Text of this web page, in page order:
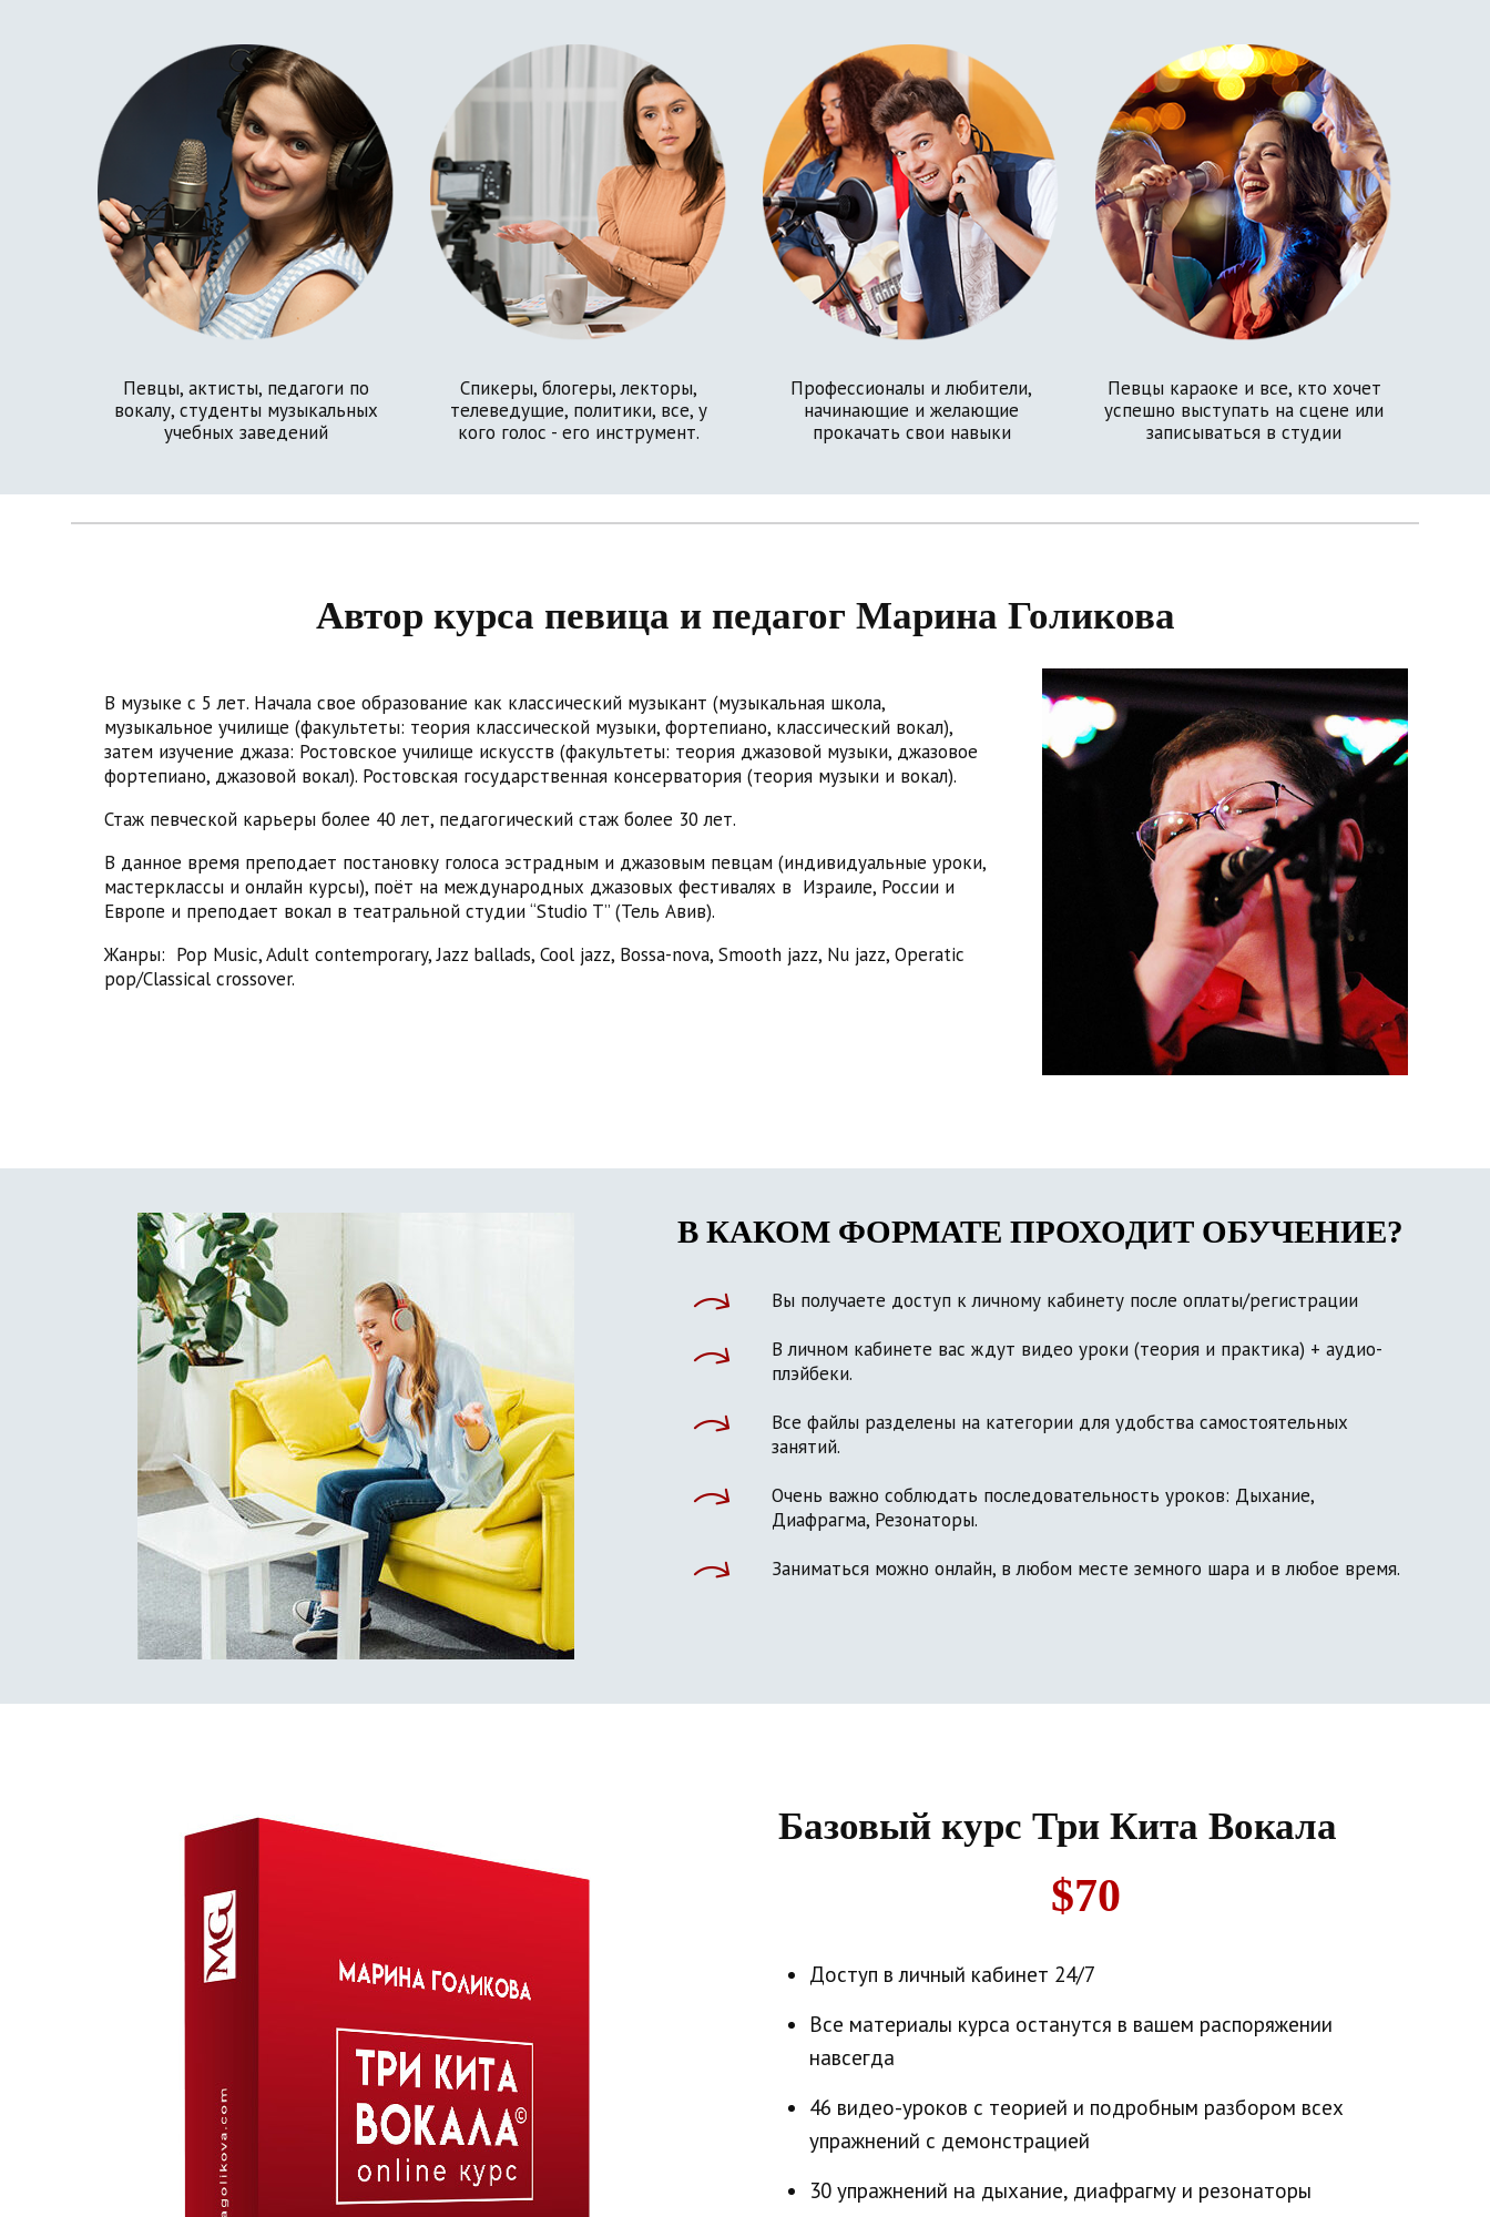
Певцы, актисты, педагоги по
вокалу, студенты музыкальных
учебных заведений
Спикеры, блогеры, лекторы,
телеведущие, политики, все, у
кого голос - его инструмент.
Профессионалы и любители,
начинающие и желающие
прокачать свои навыки
Певцы караоке и все, кто хочет
успешно выступать на сцене или
записываться в студии
Автор курса певица и педагог Марина Голикова
В музыке с 5 лет. Начала свое образование как классический музыкант (музыкальная школа,
музыкальное училище (факультеты: теория классической музыки, фортепиано, классический вокал),
затем изучение джаза: Ростовское училище искусств (факультеты: теория джазовой музыки, джазовое
фортепиано, джазовой вокал). Ростовская государственная консерватория (теория музыки и вокал).
Стаж певческой карьеры более 40 лет, педагогический стаж более 30 лет.
В данное время преподает постановку голоса эстрадным и джазовым певцам (индивидуальные уроки,
мастерклассы и онлайн курсы), поёт на международных джазовых фестивалях в Израиле, России и
Европе и преподает вокал в театральной студии “Studio T” (Тель Авив).
Жанры: Pop Music, Adult contemporary, Jazz ballads, Cool jazz, Bossa-nova, Smooth jazz, Nu jazz, Operatic
pop/Classical crossover.
В КАКОМ ФОРМАТЕ ПРОХОДИТ ОБУЧЕНИЕ?
Вы получаете доступ к личному кабинету после оплаты/регистрации
В личном кабинете вас ждут видео уроки (теория и практика) + аудио-
плэйбеки.
Все файлы разделены на категории для удобства самостоятельных
занятий.
Очень важно соблюдать последовательность уроков: Дыхание,
Диафрагма, Резонаторы.
Заниматься можно онлайн, в любом месте земного шара и в любое время.
Базовый курс Три Кита Вокала
$70
Доступ в личный кабинет 24/7
Все материалы курса останутся в вашем распоряжении
навсегда
46 видео-уроков с теорией и подробным разбором всех
упражнений с демонстрацией
30 упражнений на дыхание, диафрагму и резонаторы